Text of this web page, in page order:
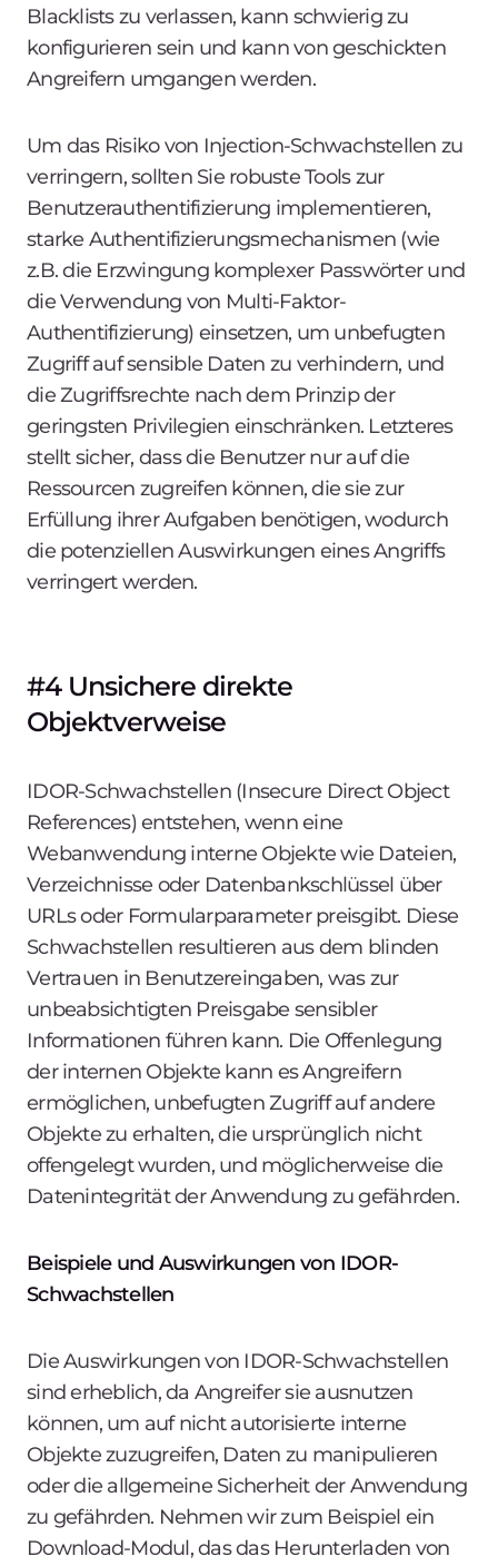
Blacklists zu verlassen, kann schwierig zu
konfigurieren sein und kann von geschickten
Angreifern umgangen werden.
Um das Risiko von Injection-Schwachstellen zu
verringern, sollten Sie robuste Tools zur
Benutzerauthentifizierung implementieren,
starke Authentifizierungsmechanismen (wie
z.B. die Erzwingung komplexer Passwörter und
die Verwendung von Multi-Faktor-
Authentifizierung) einsetzen, um unbefugten
Zugriff auf sensible Daten zu verhindern, und
die Zugriffsrechte nach dem Prinzip der
geringsten Privilegien einschränken. Letzteres
stellt sicher, dass die Benutzer nur auf die
Ressourcen zugreifen können, die sie zur
Erfüllung ihrer Aufgaben benötigen, wodurch
die potenziellen Auswirkungen eines Angriffs
verringert werden.
#4 Unsichere direkte
Objektverweise
IDOR-Schwachstellen (Insecure Direct Object
References) entstehen, wenn eine
Webanwendung interne Objekte wie Dateien,
Verzeichnisse oder Datenbankschlüssel über
URLs oder Formularparameter preisgibt. Diese
Schwachstellen resultieren aus dem blinden
Vertrauen in Benutzereingaben, was zur
unbeabsichtigten Preisgabe sensibler
Informationen führen kann. Die Offenlegung
der internen Objekte kann es Angreifern
ermöglichen, unbefugten Zugriff auf andere
Objekte zu erhalten, die ursprünglich nicht
offengelegt wurden, und möglicherweise die
Datenintegrität der Anwendung zu gefährden.
Beispiele und Auswirkungen von IDOR-
Schwachstellen
Die Auswirkungen von IDOR-Schwachstellen
sind erheblich, da Angreifer sie ausnutzen
können, um auf nicht autorisierte interne
Objekte zuzugreifen, Daten zu manipulieren
oder die allgemeine Sicherheit der Anwendung
zu gefährden. Nehmen wir zum Beispiel ein
Download-Modul, das das Herunterladen von